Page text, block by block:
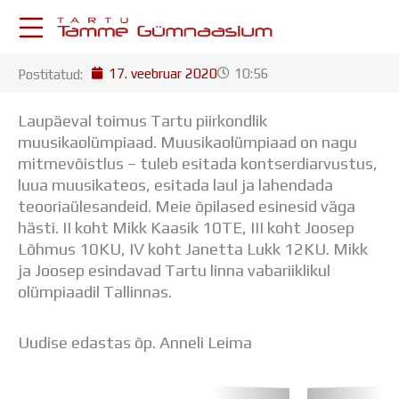
KESKKONNAD
Postkast
Drive
Tamme TV
Tamme Leht
Kooliraadio
Koorilaul
ÕPPETÖÖ
Tunniplaan
Ainepassid
Postitatud: 17. veebruar 2020 10:56
Laupäeval toimus Tartu piirkondlik
muusikaolümpiaad. Muusikaolümpiaad on nagu
mitmevõistlus – tuleb esitada kontserdiarvustus,
luua muusikateos, esitada laul ja lahendada
teooriaülesandeid. Meie õpilased esinesid väga
hästi. II koht Mikk Kaasik 10TE, III koht Joosep
Lõhmus 10KU, IV koht Janetta Lukk 12KU. Mikk
ja Joosep esindavad Tartu linna vabariiklikul
olümpiaadil Tallinnas.
Uudise edastas õp. Anneli Leima